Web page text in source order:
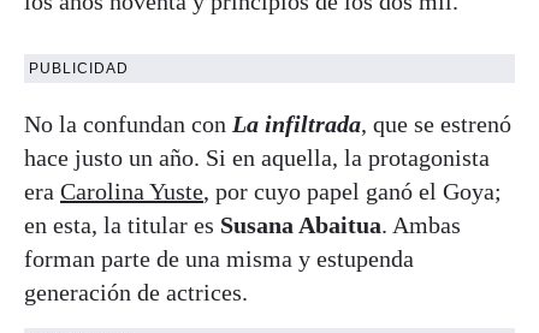
PUBLICIDAD
No la confundan con La infiltrada, que se estrenó
hace justo un año. Si en aquella, la protagonista
era Carolina Yuste, por cuyo papel ganó el Goya;
en esta, la titular es Susana Abaitua. Ambas
forman parte de una misma y estupenda
generación de actrices.